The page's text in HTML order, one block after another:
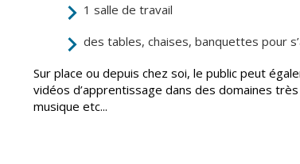
1 salle de travail
des tables, chaises, banquettes pour
Sur place ou depuis chez soi, le public peut
vidéos d’apprentissage dans des domaines
musique etc...